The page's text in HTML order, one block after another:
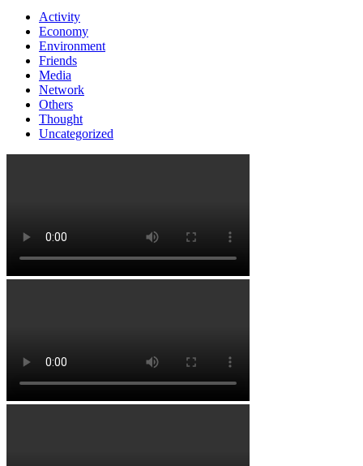
Activity
Economy
Environment
Friends
Media
Network
Others
Thought
Uncategorized